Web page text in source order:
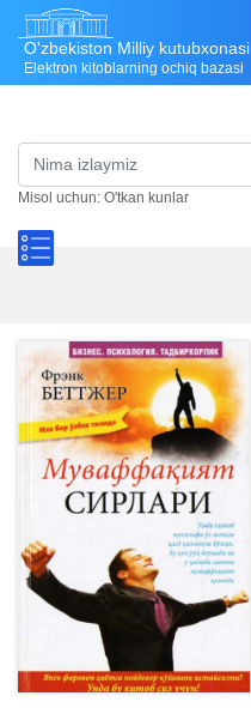
O'zbekiston Milliy kutubxonasi
Elektron kitoblarning ochiq bazasi
Misol uchun: O'tkan kunlar